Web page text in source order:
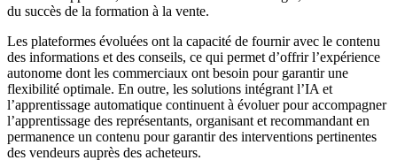
du succès de la formation à la vente.
Les plateformes évoluées ont la capacité de fournir avec le contenu
des informations et des conseils, ce qui permet d’offrir l’expérience
autonome dont les commerciaux ont besoin pour garantir une
flexibilité optimale. En outre, les solutions intégrant l’IA et
l’apprentissage automatique continuent à évoluer pour accompagner
l’apprentissage des représentants, organisant et recommandant en
permanence un contenu pour garantir des interventions pertinentes
des vendeurs auprès des acheteurs.